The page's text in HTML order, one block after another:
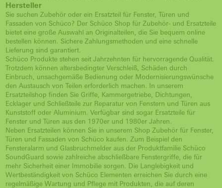
Hersteller
Sie suchen Zubehör oder ein Ersatzteil für Fenster, Türen und
Fassaden von Schüco? Der Schüco Shop für Zubehör- und Ersatzteile
bietet eine große Auswahl an Originalteilen, die Sie bequem online
bestellen können. Sichere Zahlungsmethoden und eine schnelle
Lieferung sind garantiert.
Schüco Produkte stehen seit Jahrzehnten für hervorragende Qualität.
Trotzdem können altersbedingter Verschleiß, Schäden durch
Einbruch, unsachgemäße Bedienung oder Modernisierungswünsche
den Austausch von Teilen erforderlich machen. In unserem
Ersatzteilshop finden Sie Griffe, Kammergetriebe, Dichtungen,
Ecklager und Schließteile zur Reparatur von Fenstern und Türen aus
Kunststoff oder Aluminium. Verfügbar sind sogar Ersatzteile für
Fenster und Türen aus den 1970er und 1980er Jahren.
Neben Ersatzteilen können Sie in unserem Shop Zubehör für Fenster,
Türen und Fassaden von Schüco kaufen. Zum Beispiel den
Fensteralarm und Glasbruchmelder aus der Produktfamilie Schüco
SoundGuard sowie zahlreiche abschließbare Fenstergriffe, die für
mehr Sicherheit einer Immobilie sorgen. Die Langlebigkeit und
Wertbeständigkeit von Schüco Elementen erreichen Sie durch eine
regelmäßige Wartung und Pflege mit Produkten, die auf deren